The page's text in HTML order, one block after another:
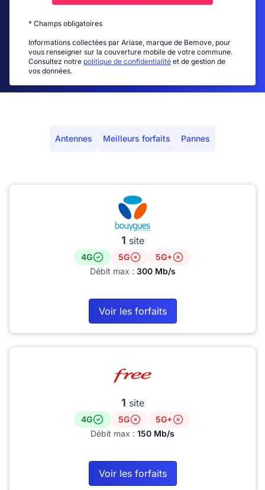
* Champs obligatoires
Informations collectées par Ariase, marque de Bemove, pour
vous renseigner sur la couverture mobile de votre commune.
Consultez notre politique de confidentialité et de gestion de
vos données.
Antennes Meilleurs forfaits Pannes
1 site
4G 5G
5G+
Débit max : 300 Mb/s
Voir les forfaits
1 site
4G 5G
5G+
Débit max : 150 Mb/s
Voir les forfaits